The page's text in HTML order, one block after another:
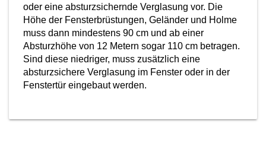
oder eine absturzsichernde Verglasung vor. Die
Höhe der Fensterbrüstungen, Geländer und Holme
muss dann mindestens 90 cm und ab einer
Absturzhöhe von 12 Metern sogar 110 cm betragen.
Sind diese niedriger, muss zusätzlich eine
absturzsichere Verglasung im Fenster oder in der
Fenstertür eingebaut werden.